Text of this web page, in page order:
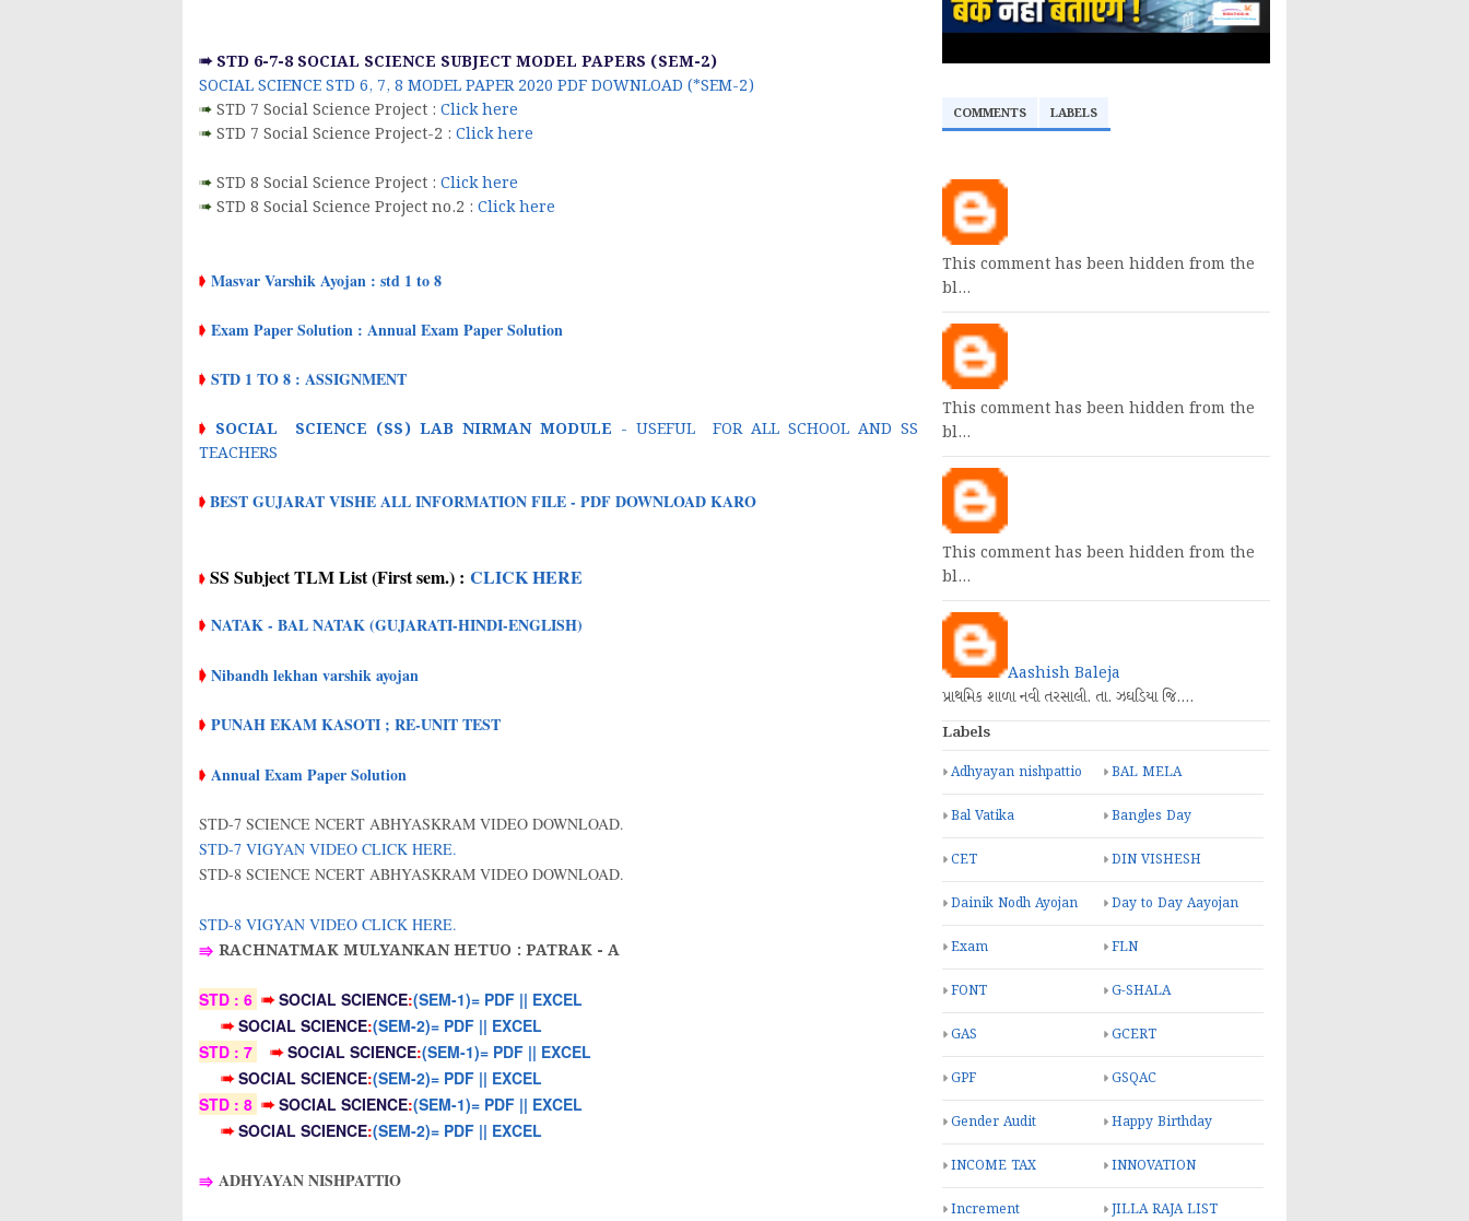
➠ STD 6-7-8 SOCIAL SCIENCE SUBJECT MODEL PAPERS (SEM-2)
SOCIAL SCIENCE STD 6, 7, 8 MODEL PAPER 2020 PDF DOWNLOAD (*SEM-2)
➠ STD 7 Social Science Project : Click here
➠ STD 7 Social Science Project-2 : Click here
➠ STD 8 Social Science Project : Click here
➠ STD 8 Social Science Project no.2 : Click here
➧ Masvar Varshik Ayojan : std 1 to 8
➧ Exam Paper Solution : Annual Exam Paper Solution
➧ STD 1 TO 8 : ASSIGNMENT
➧ SOCIAL SCIENCE (SS) LAB NIRMAN MODULE - USEFUL FOR ALL SCHOOL AND SS
TEACHERS
➧ BEST GUJARAT VISHE ALL INFORMATION FILE - PDF DOWNLOAD KARO
➧ SS Subject TLM List (First sem.) : CLICK HERE
➧ NATAK - BAL NATAK (GUJARATI-HINDI-ENGLISH)
➧ Nibandh lekhan varshik ayojan
➧ PUNAH EKAM KASOTI ; RE-UNIT TEST
➧ Annual Exam Paper Solution
STD-7 SCIENCE NCERT ABHYASKRAM VIDEO DOWNLOAD.
STD-7 VIGYAN VIDEO CLICK HERE.
STD-8 SCIENCE NCERT ABHYASKRAM VIDEO DOWNLOAD.
STD-8 VIGYAN VIDEO CLICK HERE.
⇛ RACHNATMAK MULYANKAN HETUO : PATRAK - A
STD : 6 ➠SOCIAL SCIENCE:(SEM-1)= PDF || EXCEL
➠SOCIAL SCIENCE:(SEM-2)= PDF || EXCEL
STD : 7
➠SOCIAL SCIENCE:(SEM-1)= PDF || EXCEL
➠SOCIAL SCIENCE:(SEM-2)= PDF || EXCEL
STD : 8 ➠SOCIAL SCIENCE:(SEM-1)= PDF || EXCEL
➠SOCIAL SCIENCE:(SEM-2)= PDF || EXCEL
⇛ ADHYAYAN NISHPATTIO
COMMENTS LABELS
This comment has been hidden from the
bl…
This comment has been hidden from the
bl…
This comment has been hidden from the
bl…
Aashish Baleja
પ્રાથમિક શાળા નવી તરસાલી. તા. ઝઘડિયા જિ.…
Labels
Adhyayan nishpattio BAL MELA
Bal Vatika Bangles Day
CET DIN VISHESH
Dainik Nodh Ayojan Day to Day Aayojan
Exam FLN
FONT G-SHALA
GAS GCERT
GPF GSQAC
Gender Audit Happy Birthday
INCOME TAX INNOVATION
Increment JILLA RAJA LIST